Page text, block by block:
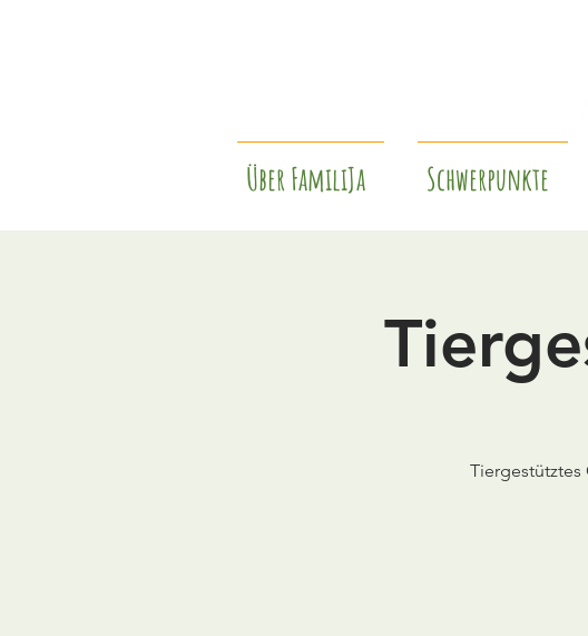
Über FamiliJa Schwerpunkte
Tiergestütztes